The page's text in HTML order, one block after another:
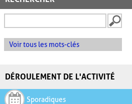
Voir tous les mots-clés
DÉROULEMENT DE L'ACTIVITÉ
Sporadiques